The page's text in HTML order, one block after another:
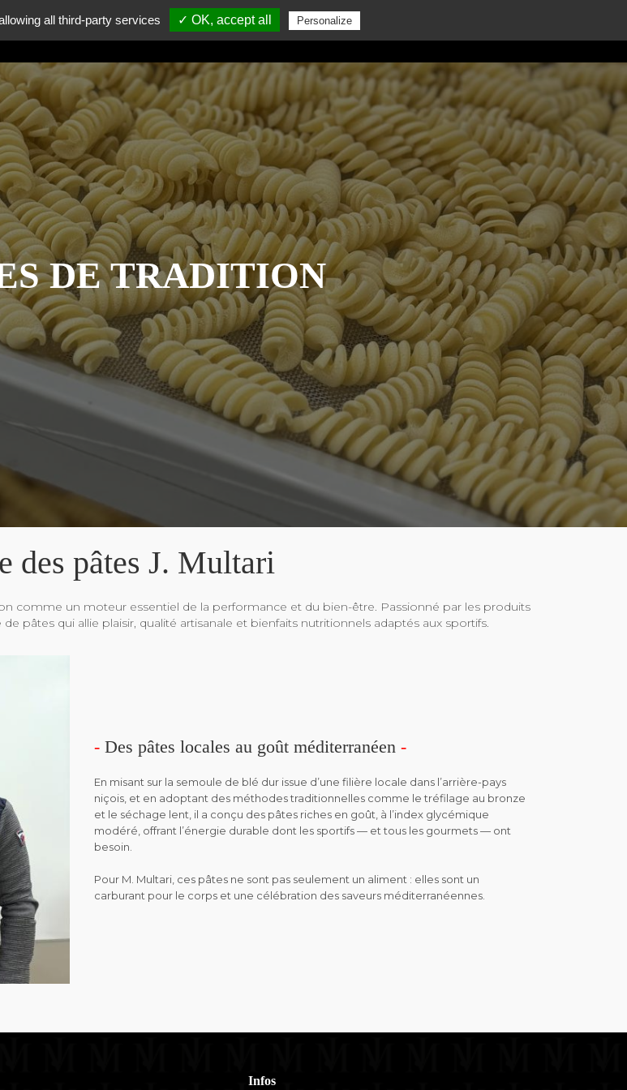
NOUS REJOINDRE GALETTE DES ROIS
DE TRADITION
des pâtes J. Multari
comme un moteur essentiel de la performance et du bien-être. Passionné par les produits
pâtes qui allie plaisir, qualité artisanale et bienfaits nutritionnels adaptés aux sportifs.
- Des pâtes locales au goût méditerranéen -
En misant sur la semoule de blé dur issue d’une filière locale dans l’arrière-pays
niçois, et en adoptant des méthodes traditionnelles comme le tréfilage au bronze
et le séchage lent, il a conçu des pâtes riches en goût, à l’index glycémique
modéré, offrant l’énergie durable dont les sportifs — et tous les gourmets — ont
besoin.
Pour M. Multari, ces pâtes ne sont pas seulement un aliment : elles sont un
carburant pour le corps et une célébration des saveurs méditerranéennes.
Infos
all third-party services ✓ OK, accept all Personalize